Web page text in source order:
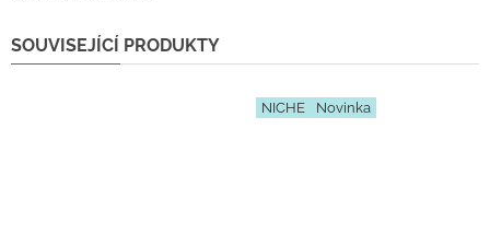
SOUVISEJÍCÍ PRODUKTY
NICHE Novinka